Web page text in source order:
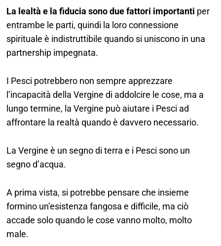
La lealtà e la fiducia sono due fattori importanti per
entrambe le parti, quindi la loro connessione
spirituale è indistruttibile quando si uniscono in una
partnership impegnata.
I Pesci potrebbero non sempre apprezzare
l’incapacità della Vergine di addolcire le cose, ma a
lungo termine, la Vergine può aiutare i Pesci ad
affrontare la realtà quando è davvero necessario.
La Vergine è un segno di terra e i Pesci sono un
segno d’acqua.
A prima vista, si potrebbe pensare che insieme
formino un’esistenza fangosa e difficile, ma ciò
accade solo quando le cose vanno molto, molto
male.